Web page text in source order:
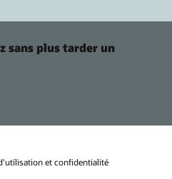
sans plus tarder un
et confidentialité